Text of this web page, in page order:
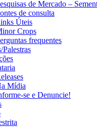
de Mercado –
de consulta
Úteis
Crops
frequentes
Palestras
Mídia
se e Denuncie!